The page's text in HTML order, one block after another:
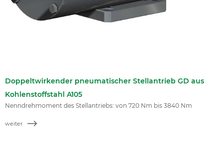
Doppeltwirkender pneumatischer Stellantrieb GD aus
Kohlenstoffstahl A105
Nenndrehmoment des Stellantriebs: von 720 Nm bis 3840 Nm
weiter